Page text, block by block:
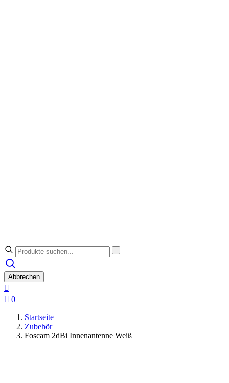
Abbrechen

 0
Startseite
Zubehör
Foscam 2dBi Innenantenne Weiß